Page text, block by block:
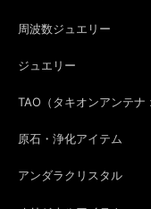
ましたポーション、ロール
さい。
周波数ジュエリー
ジュエリー
TAO（タキオンアンテナ
原石・浄化アイテム
アンダラクリスタル